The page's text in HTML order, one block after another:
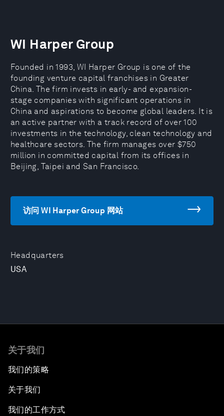
Headquarters
USA
WI Harper Group
Founded in 1993, WI Harper Group is one of the
founding venture capital franchises in Greater
China. The firm invests in early- and expansion-
stage companies with significant operations in
China and aspirations to become global leaders. It is
an active partner with a track record of over 100
investments in the technology, clean technology and
healthcare sectors. The firm manages over $750
million in committed capital from its offices in
Beijing, Taipei and San Francisco.
访问 WI Harper Group 网站
关于我们
我们的策略
关于我们
我们的工作方式